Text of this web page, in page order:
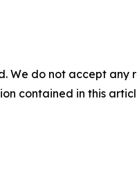
We do not accept
contained in this